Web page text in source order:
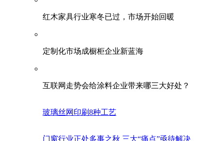
红木家具行业寒冬已过，市场开始回暖
定制化市场成橱柜企业新蓝海
互联网走势会给涂料企业带来哪三大好处？
玻璃丝网印刷8种工艺
门窗行业正处多事之秋 三大“痛点”亟待解决